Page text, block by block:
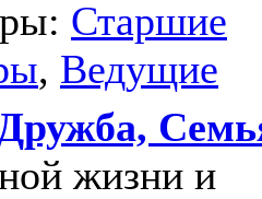
Старшие
, Ведущие
жизни и